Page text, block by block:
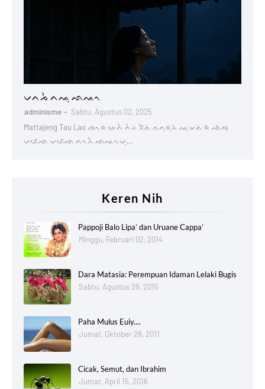
ᨆᨈᨍᨛ ᨈᨕᨘ ᨒᨕᨚ
adminisme
Sabtu, Agustus 02, 2025
Mattajeng Tau Lao ᨌᨚᨑ ᨀᨙᨈᨛ ᨈᨛᨂ ᨅᨛᨊᨗ ᨊᨈᨘᨑᨘᨂᨗ ᨕᨘᨉᨊᨗ ᨑᨗ ᨒᨗᨄᨘ
ᨆᨅᨙᨒ ᨆᨅᨙᨒ ᨈᨚᨂᨛ ᨒᨕᨚᨆᨘ…
Keren Nih
Pappoji Balo Lipa’ dan Uruane Cappa’
Minggu, Februari 02, 2014
Dara Matasia: Perempuan Idaman Lelaki Bugis
Sabtu, Agustus 29, 2015
Paha Mulus Euiy....
Jumat, Oktober 28, 2011
Cicak, Semut, dan Ibrahim
Jumat, April 15, 2016